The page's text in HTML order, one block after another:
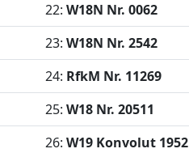
22: W18N Nr. 0062
23: W18N Nr. 2542
24: RfkM Nr. 11269
25: W18 Nr. 20511
26: W19 Konvolut 1952